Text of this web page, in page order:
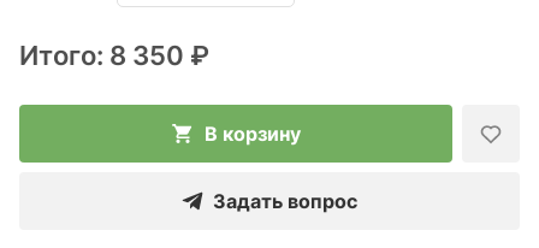
Итого: 8 350 ₽
В корзину
Задать вопрос